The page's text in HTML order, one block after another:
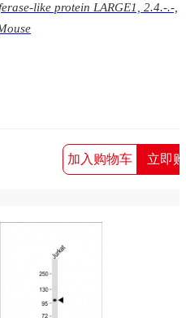
like protein LARGE1, 2.4.-.-,
like 1A,
LARGE, 2.4.2.-, Beta-1,3-
加入购物车 立即